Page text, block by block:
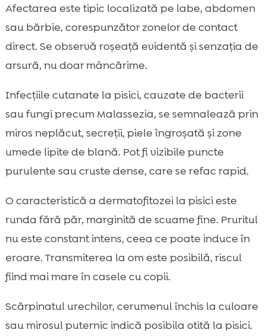
Afectarea este tipic localizată pe labe, abdomen
sau bărbie, corespunzător zonelor de contact
direct. Se observă roșeață evidentă și senzația de
arsură, nu doar mâncărime.
Infecțiile cutanate la pisici, cauzate de bacterii
sau fungi precum Malassezia, se semnalează prin
miros neplăcut, secreții, piele îngroșată și zone
umede lipite de blană. Pot fi vizibile puncte
purulente sau cruste dense, care se refac rapid.
O caracteristică a dermatofitozei la pisici este
runda fără păr, marginită de scuame fine. Pruritul
nu este constant intens, ceea ce poate induce în
eroare. Transmiterea la om este posibilă, riscul
fiind mai mare în casele cu copii.
Scărpinatul urechilor, cerumenul închis la culoare
sau mirosul puternic indică posibila otită la pisici.